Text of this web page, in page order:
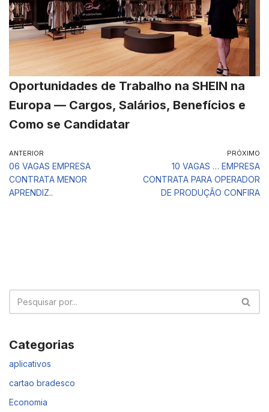
Oportunidades de Trabalho na SHEIN na
Europa — Cargos, Salários, Benefícios e
Como se Candidatar
ANTERIOR
06 VAGAS EMPRESA
CONTRATA MENOR
APRENDIZ..
PRÓXIMO
10 VAGAS … EMPRESA
CONTRATA PARA OPERADOR
DE PRODUÇÃO CONFIRA
Categorias
aplicativos
cartao bradesco
Economia